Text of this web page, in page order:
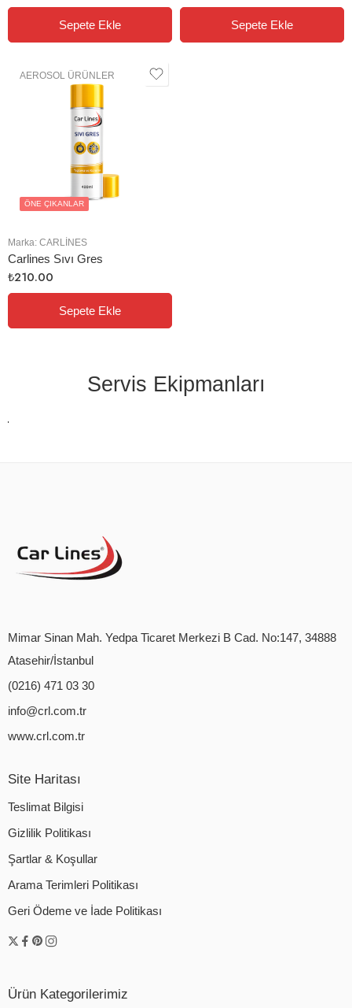
Sepete Ekle Sepete Ekle
AEROSOL ÜRÜNLER
Marka: CARLINES
Carlines Sıvı Gres
ÖNE ÇIKANLAR
₺210.00
Sepete Ekle
Servis Ekipmanları
Mimar Sinan Mah. Yedpa Ticaret Merkezi B Cad. No:147, 34888
Atasehir/İstanbul
(0216) 471 03 30
info@crl.com.tr
www.crl.com.tr
Site Haritası
Teslimat Bilgisi
Gizlilik Politikası
Şartlar & Koşullar
Arama Terimleri Politikası
Geri Ödeme ve İade Politikası
Ürün Kategorilerimiz